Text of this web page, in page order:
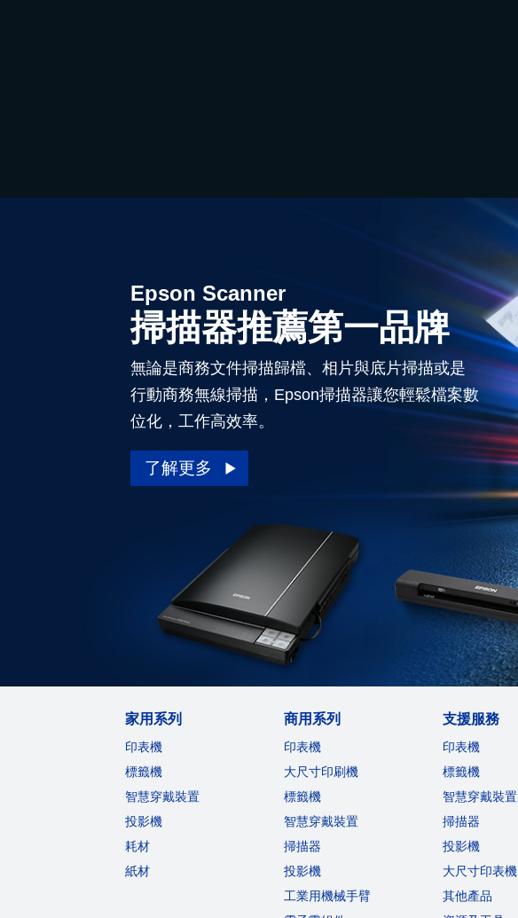
Epson Scanner
掃描器推薦第一品牌
無論是商務文件掃描歸檔、相片與底片掃描或是
行動商務無線掃描，Epson掃描器讓您輕鬆檔案數
位化，工作高效率。
了解更多
家用系列
印表機
標籤機
智慧穿戴裝置
投影機
耗材
紙材
商用系列
印表機
大尺寸印刷機
標籤機
智慧穿戴裝置
掃描器
投影機
工業用機械手臂
支援服務
印表機
標籤機
智慧穿戴裝置
掃描器
投影機
大尺寸印表機
其他產品